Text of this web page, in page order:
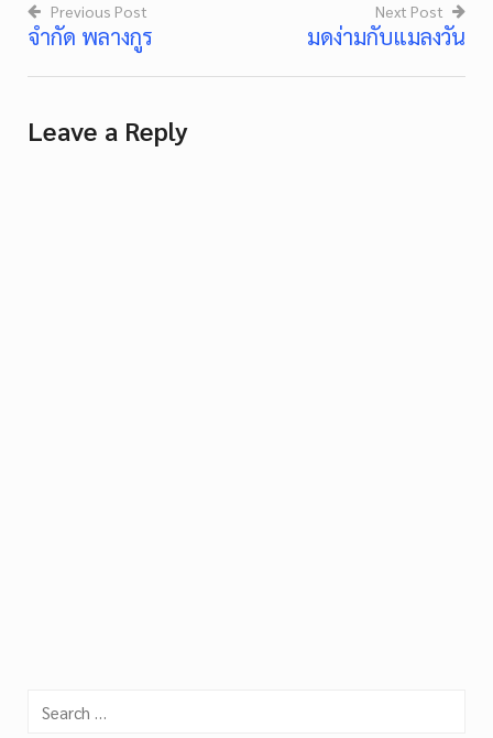
Post
navigation
Previous Post
จำกัด พลางกูร
Next Post
มดง่ามกับแมลงวัน
Leave a Reply
Search